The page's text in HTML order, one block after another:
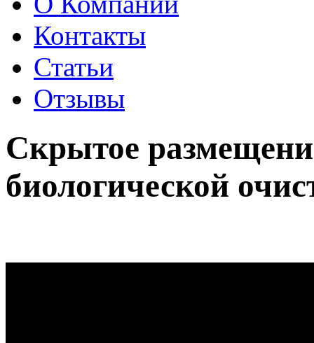
Контакты
Статьи
Отзывы
Скрытое
биологической